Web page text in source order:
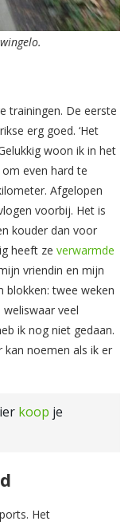
trainingen. De eerste
erg goed. ‘Het
woon ik in het
even hard te
Afgelopen
voorbij. Het is
kouder dan voor
heeft ze verwarmde
vriendin en mijn
blokken: twee weken
veel
ik nog niet gedaan.
kan noemen als ik er
koop je
Het